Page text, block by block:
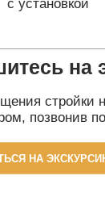
с установкой
на
стройки
позвонив
НА